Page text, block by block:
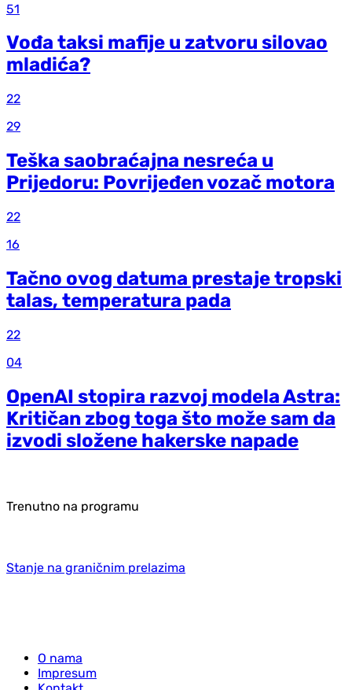
51
Vođa taksi mafije u zatvoru silovao
mladića?
22
29
Teška saobraćajna nesreća u
Prijedoru: Povrijeđen vozač motora
22
16
Tačno ovog datuma prestaje tropski
talas, temperatura pada
22
04
OpenAI stopira razvoj modela Astra:
Kritičan zbog toga što može sam da
izvodi složene hakerske napade
Trenutno na programu
Stanje na graničnim prelazima
O nama
Impresum